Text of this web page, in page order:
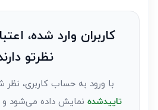
نظر
کاربران وارد شده،
نظرتو
با ورود به حساب کاربری، نظر
تاییدشده نمایش داده می‌شود و